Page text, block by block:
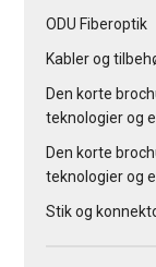
ODU Fiberoptik
Kabler og
Den korte
teknologier og
Den korte
teknologier og
Stik og